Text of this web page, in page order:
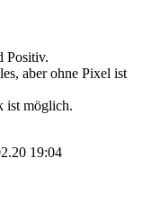
Positiv.
aber ohne Pixel ist
ist möglich.
19:04